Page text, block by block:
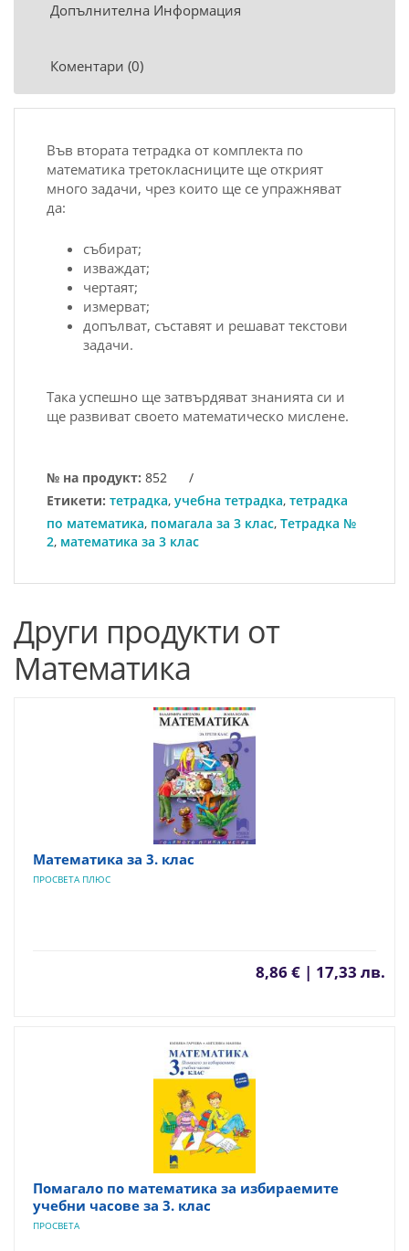
Допълнителна Информация
Коментари (0)
Във втората тетрадка от комплекта по
математика третокласниците ще открият
много задачи, чрез които ще се упражняват
да:
събират;
изваждат;
чертаят;
измерват;
допълват, съставят и решават текстови
задачи.
Така успешно ще затвърдяват знанията си и
ще развиват своето математическо мислене.
№ на продукт: 852
/
Етикети: тетрадка, учебна тетрадка, тетрадка
по математика, помагала за 3 клас, Тетрадка №
2, математика за 3 клас
Други продукти от
Математика
Математика за 3. клас
ПРОСВЕТА ПЛЮС
8,86 € | 17,33 лв.
Помагало по математика за избираемите
учебни часове за 3. клас
ПРОСВЕТА